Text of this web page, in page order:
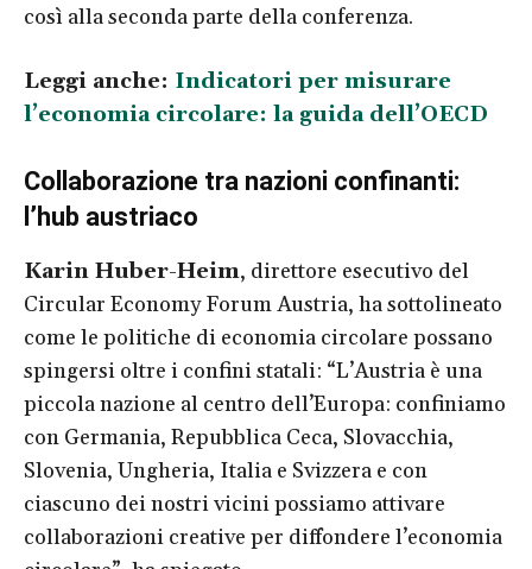
così alla seconda parte della conferenza.
Leggi anche: Indicatori per misurare
l’economia circolare: la guida dell’OECD
Collaborazione tra nazioni confinanti:
l’hub austriaco
Karin Huber-Heim, direttore esecutivo del
Circular Economy Forum Austria, ha sottolineato
come le politiche di economia circolare possano
spingersi oltre i confini statali: “L’Austria è una
piccola nazione al centro dell’Europa: confiniamo
con Germania, Repubblica Ceca, Slovacchia,
Slovenia, Ungheria, Italia e Svizzera e con
ciascuno dei nostri vicini possiamo attivare
collaborazioni creative per diffondere l’economia